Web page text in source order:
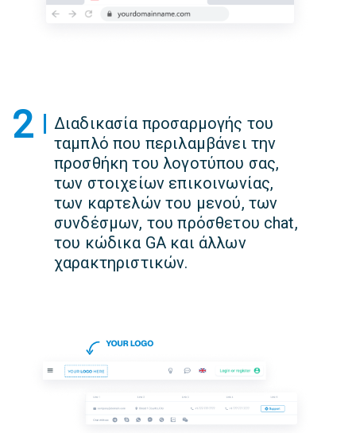
2
Διαδικασία προσαρμογής του
ταμπλό που περιλαμβάνει την
προσθήκη του λογοτύπου σας,
των στοιχείων επικοινωνίας,
των καρτελών του μενού, των
συνδέσμων, του πρόσθετου chat,
του κώδικα GA και άλλων
χαρακτηριστικών.